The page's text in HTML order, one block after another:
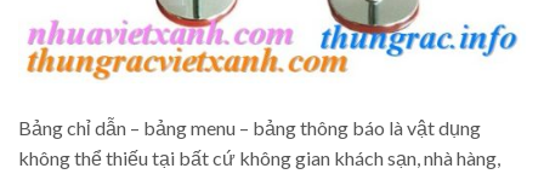
Bảng chỉ dẫn – bảng menu – bảng thông báo là vật dụng
không thể thiếu tại bất cứ không gian khách sạn, nhà hàng,